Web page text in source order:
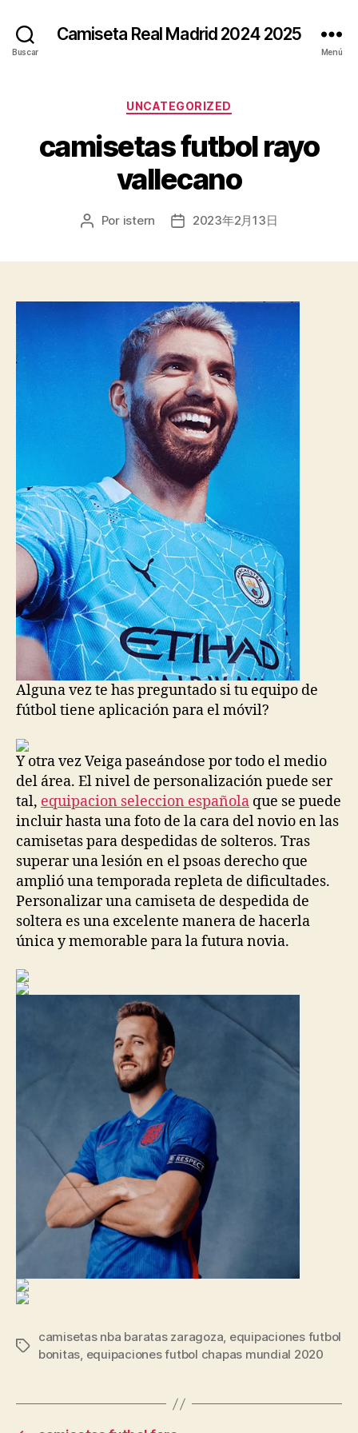
Buscar
Camiseta Real Madrid 2024 2025
Menú
Categorías
UNCATEGORIZED
camisetas futbol rayo
vallecano
Autor
Por istern
Fecha2023年2月13日
Alguna vez te has preguntado si tu equipo de
fútbol tiene aplicación para el móvil?
Y otra vez Veiga paseándose por todo el medio
del área. El nivel de personalización puede ser
tal, equipacion seleccion española que se puede
incluir hasta una foto de la cara del novio en las
camisetas para despedidas de solteros. Tras
superar una lesión en el psoas derecho que
amplió una temporada repleta de dificultades.
Personalizar una camiseta de despedida de
soltera es una excelente manera de hacerla
única y memorable para la futura novia.
Etiquetas
camisetas nba baratas zaragoza, equipaciones futbol
bonitas, equipaciones futbol chapas mundial 2020